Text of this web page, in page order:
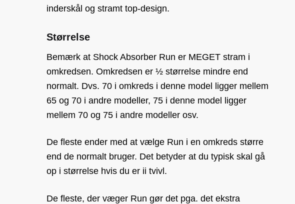
inderskål og stramt top-design.
Størrelse
Bemærk at Shock Absorber Run er MEGET stram i
omkredsen. Omkredsen er ½ størrelse mindre end
normalt. Dvs. 70 i omkreds i denne model ligger mellem
65 og 70 i andre modeller, 75 i denne model ligger
mellem 70 og 75 i andre modeller osv.
De fleste ender med at vælge Run i en omkreds større
end de normalt bruger. Det betyder at du typisk skal gå
op i størrelse hvis du er ii tvivl.
De fleste, der væger Run gør det pga. det ekstra